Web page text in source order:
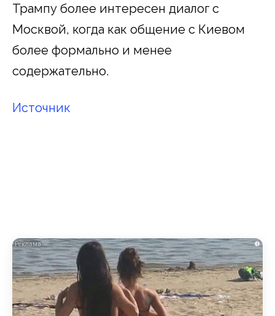
Трампу более интересен диалог с
Москвой, когда как общение с Киевом
более формально и менее
содержательно.
Источник
i